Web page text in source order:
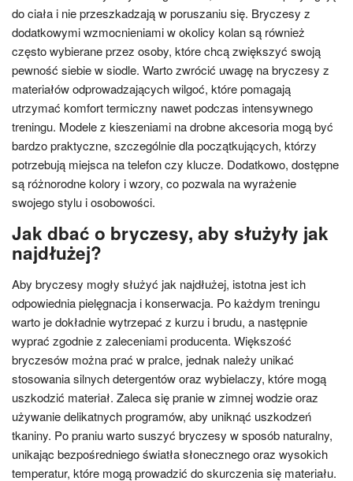
do ciała i nie przeszkadzają w poruszaniu się. Bryczesy z
dodatkowymi wzmocnieniami w okolicy kolan są również
często wybierane przez osoby, które chcą zwiększyć swoją
pewność siebie w siodle. Warto zwrócić uwagę na bryczesy z
materiałów odprowadzających wilgoć, które pomagają
utrzymać komfort termiczny nawet podczas intensywnego
treningu. Modele z kieszeniami na drobne akcesoria mogą być
bardzo praktyczne, szczególnie dla początkujących, którzy
potrzebują miejsca na telefon czy klucze. Dodatkowo, dostępne
są różnorodne kolory i wzory, co pozwala na wyrażenie
swojego stylu i osobowości.
Jak dbać o bryczesy, aby służyły jak
najdłużej?
Aby bryczesy mogły służyć jak najdłużej, istotna jest ich
odpowiednia pielęgnacja i konserwacja. Po każdym treningu
warto je dokładnie wytrzepać z kurzu i brudu, a następnie
wyprać zgodnie z zaleceniami producenta. Większość
bryczesów można prać w pralce, jednak należy unikać
stosowania silnych detergentów oraz wybielaczy, które mogą
uszkodzić materiał. Zaleca się pranie w zimnej wodzie oraz
używanie delikatnych programów, aby uniknąć uszkodzeń
tkaniny. Po praniu warto suszyć bryczesy w sposób naturalny,
unikając bezpośredniego światła słonecznego oraz wysokich
temperatur, które mogą prowadzić do skurczenia się materiału.